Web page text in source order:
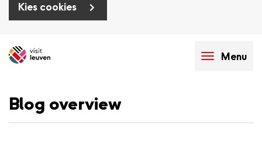
Kies cookies
en
inhoud
gaan
Menu
Blog overview